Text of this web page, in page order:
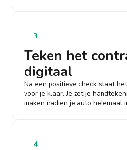
3
Teken het
digitaal
Na een positieve check staat
voor je klaar. Je zet je
maken nadien je auto helemaal
4